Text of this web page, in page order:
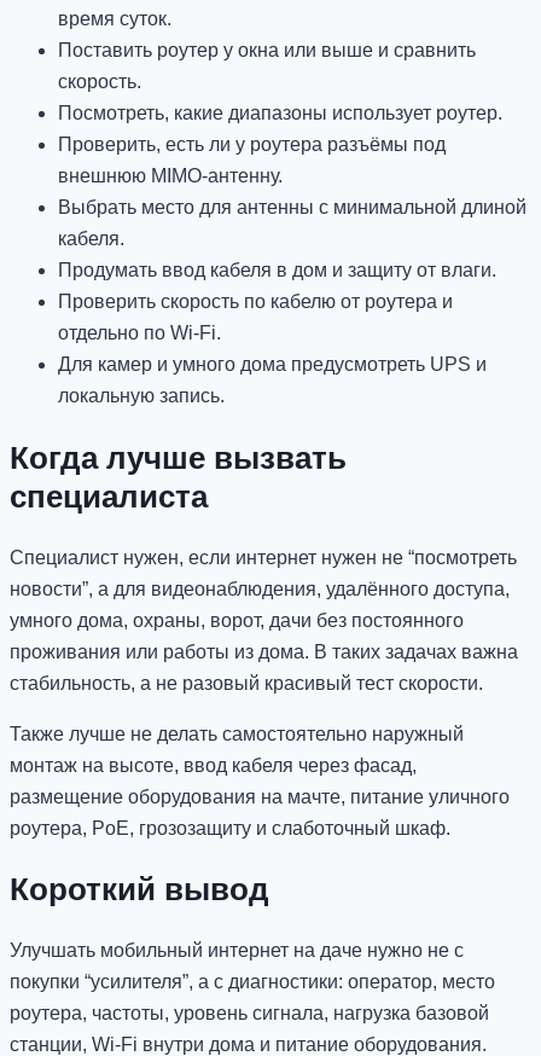
время суток.
Поставить роутер у окна или выше и сравнить
скорость.
Посмотреть, какие диапазоны использует роутер.
Проверить, есть ли у роутера разъёмы под
внешнюю MIMO-антенну.
Выбрать место для антенны с минимальной длиной
кабеля.
Продумать ввод кабеля в дом и защиту от влаги.
Проверить скорость по кабелю от роутера и
отдельно по Wi-Fi.
Для камер и умного дома предусмотреть UPS и
локальную запись.
Когда лучше вызвать
специалиста
Специалист нужен, если интернет нужен не “посмотреть
новости”, а для видеонаблюдения, удалённого доступа,
умного дома, охраны, ворот, дачи без постоянного
проживания или работы из дома. В таких задачах важна
стабильность, а не разовый красивый тест скорости.
Также лучше не делать самостоятельно наружный
монтаж на высоте, ввод кабеля через фасад,
размещение оборудования на мачте, питание уличного
роутера, PoE, грозозащиту и слаботочный шкаф.
Короткий вывод
Улучшать мобильный интернет на даче нужно не с
покупки “усилителя”, а с диагностики: оператор, место
роутера, частоты, уровень сигнала, нагрузка базовой
станции, Wi-Fi внутри дома и питание оборудования.